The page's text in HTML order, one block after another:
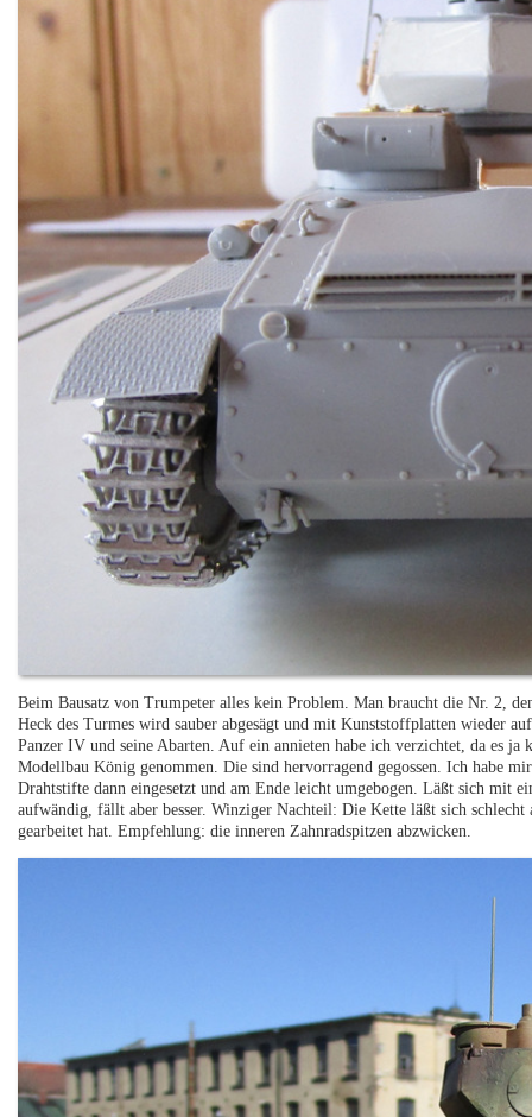
Beim Bausatz von Trumpeter alles kein Problem. Man braucht die Nr. 2,
Heck des Turmes wird sauber abgesägt und mit Kunststoffplatten wieder
Panzer IV und seine Abarten. Auf ein annieten habe ich verzichtet, da es
Modellbau König genommen. Die sind hervorragend gegossen. Ich habe
Drahtstifte dann eingesetzt und am Ende leicht umgebogen. Läßt sich mit
aufwändig, fällt aber besser. Winziger Nachteil: Die Kette läßt sich
gearbeitet hat. Empfehlung: die inneren Zahnradspitzen abzwicken.